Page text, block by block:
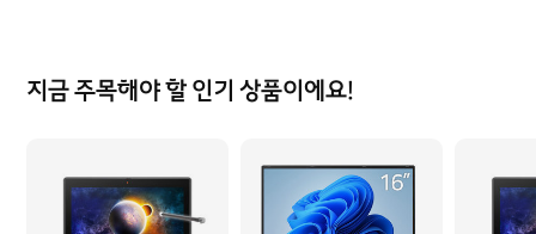
지금 주목해야 할 인기 상품이에요!